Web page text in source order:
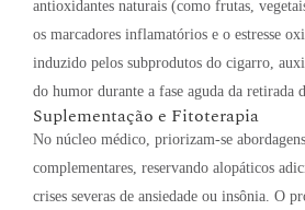
antioxidantes naturais (como frutas,
os marcadores inflamatórios e o estresse
induzido pelos subprodutos do cigarro,
do humor durante a fase aguda da retirada
Suplementação e Fitoterapia
No núcleo médico, priorizam-se
complementares, reservando alopáticos
crises severas de ansiedade ou insônia. O